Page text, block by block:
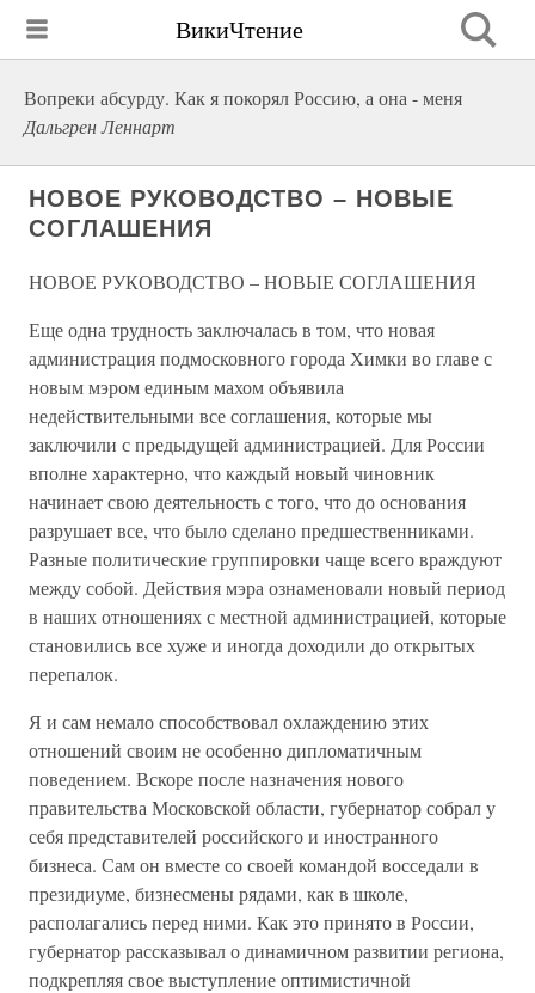
ВикиЧтение
Вопреки абсурду. Как я покорял Россию, а она - меня
Дальгрен Леннарт
НОВОЕ РУКОВОДСТВО – НОВЫЕ
СОГЛАШЕНИЯ
НОВОЕ РУКОВОДСТВО – НОВЫЕ СОГЛАШЕНИЯ
Еще одна трудность заключалась в том, что новая
администрация подмосковного города Химки во главе с
новым мэром единым махом объявила
недействительными все соглашения, которые мы
заключили с предыдущей администрацией. Для России
вполне характерно, что каждый новый чиновник
начинает свою деятельность с того, что до основания
разрушает все, что было сделано предшественниками.
Разные политические группировки чаще всего враждуют
между собой. Действия мэра ознаменовали новый период
в наших отношениях с местной администрацией, которые
становились все хуже и иногда доходили до открытых
перепалок.
Я и сам немало способствовал охлаждению этих
отношений своим не особенно дипломатичным
поведением. Вскоре после назначения нового
правительства Московской области, губернатор собрал у
себя представителей российского и иностранного
бизнеса. Сам он вместе со своей командой восседали в
президиуме, бизнесмены рядами, как в школе,
располагались перед ними. Как это принято в России,
губернатор рассказывал о динамичном развитии региона,
подкрепляя свое выступление оптимистичной